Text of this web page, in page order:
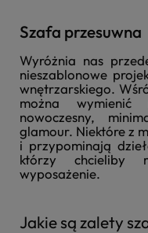
Szafa przesuwna
Wyróżnia nas
nieszablonowe
wnętrzarskiego.
można
nowoczesny,
glamour. Niektóre z
i przypominają
którzy chcieliby
wyposażenie.
Jakie są zalety